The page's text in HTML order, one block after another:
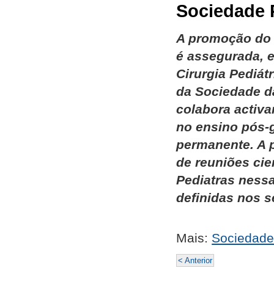
Sociedade
A promoção
é assegurada,
Cirurgia
da Sociedade
colabora
no ensino pós-
permanente. A
de reuniões
Pediatras
definidas nos
Mais:
< Anterior